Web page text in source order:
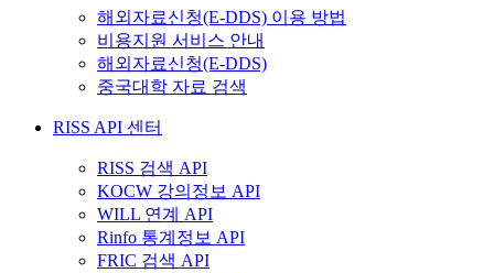
해외자료신청(E-DDS) 이용 방법
비용지원 서비스 안내
해외자료신청(E-DDS)
중국대학 자료 검색
RISS API 센터
RISS 검색 API
KOCW 강의정보 API
WILL 연계 API
Rinfo 통계정보 API
FRIC 검색 API